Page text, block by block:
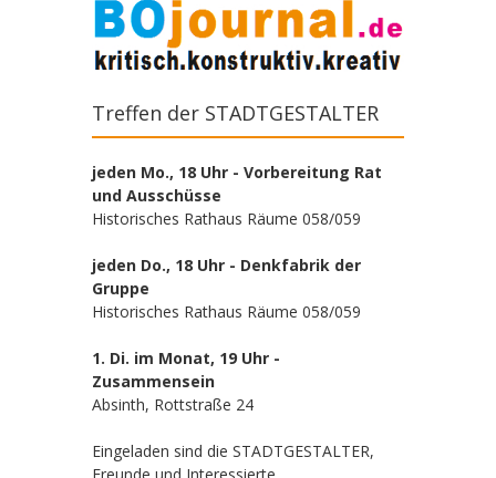
Treffen der STADTGESTALTER
jeden Mo., 18 Uhr - Vorbereitung Rat
und Ausschüsse
Historisches Rathaus Räume 058/059
jeden Do., 18 Uhr - Denkfabrik der
Gruppe
Historisches Rathaus Räume 058/059
1. Di. im Monat, 19 Uhr -
Zusammensein
Absinth, Rottstraße 24
Eingeladen sind die STADTGESTALTER,
Freunde und Interessierte